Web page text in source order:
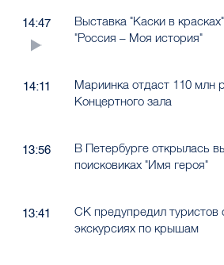
14:47
Выставка "Каски в
"Россия – Моя история"
14:11
Мариинка отдаст 110 млн
Концертного зала
13:56
В Петербурге открылась
поисковиках "Имя героя"
13:41
СК предупредил туристов
экскурсиях по крышам